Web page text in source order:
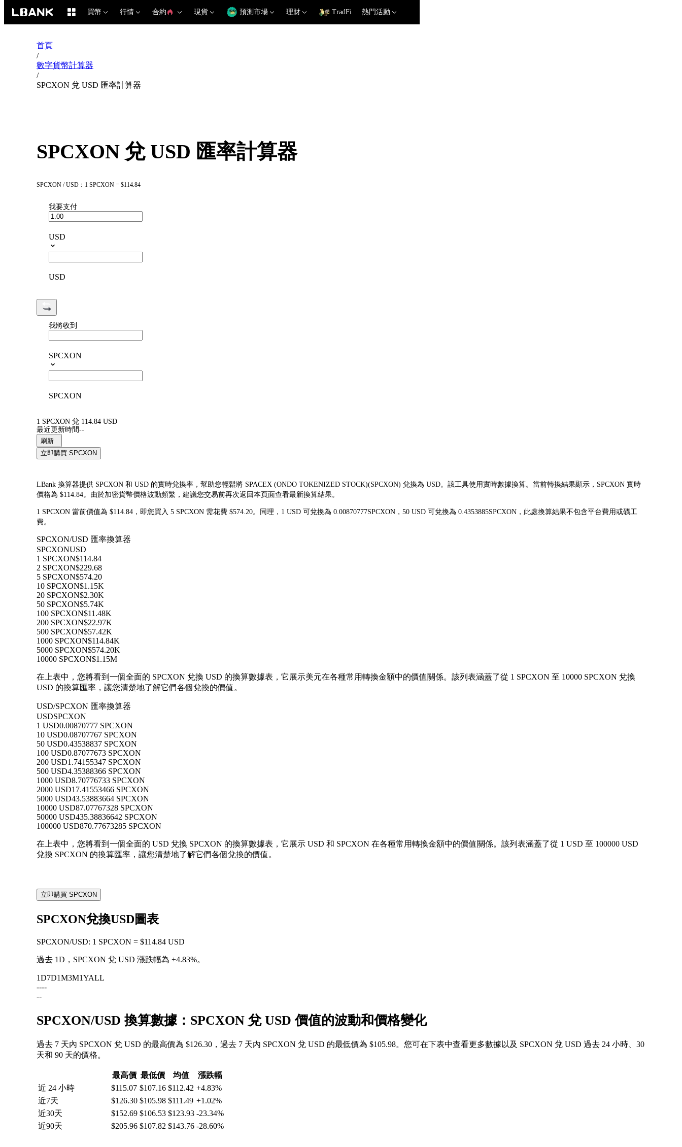
買幣 行情 合約 現貨 預測市場 理財 TradFi 熱門活動
首頁
/
數字貨幣計算器
/
SPCXON 兌 USD 匯率計算器
SPCXON 兌 USD 匯率計算器
SPCXON / USD：1 SPCXON = $114.84
我要支付
USD
USD
我將收到
SPCXON
SPCXON
1 SPCXON 兌 114.84 USD
最近更新時間--
刷新
立即購買 SPCXON
LBank 換算器提供 SPCXON 和 USD 的實時兌換率，幫助您輕鬆將 SPACEX (ONDO TOKENIZED STOCK)(SPCXON) 兌換為 USD。該工具使用實時數據換算。當前轉換結果顯示，SPCXON 實時
價格為 $114.84。由於加密貨幣價格波動頻繁，建議您交易前再次返回本頁面查看最新換算結果。
1 SPCXON 當前價值為 $114.84，即您買入 5 SPCXON 需花費 $574.20。同理，1 USD 可兌換為 0.00870777SPCXON，50 USD 可兌換為 0.4353885SPCXON，此處換算結果不包含平台費用或礦工
費。
SPCXON/USD 匯率換算器
SPCXONUSD
1 SPCXON$114.84
2 SPCXON$229.68
5 SPCXON$574.20
10 SPCXON$1.15K
20 SPCXON$2.30K
50 SPCXON$5.74K
100 SPCXON$11.48K
200 SPCXON$22.97K
500 SPCXON$57.42K
1000 SPCXON$114.84K
5000 SPCXON$574.20K
10000 SPCXON$1.15M
在上表中，您將看到一個全面的 SPCXON 兌換 USD 的換算數據表，它展示美元在各種常用轉換金額中的價值關係。該列表涵蓋了從 1 SPCXON 至 10000 SPCXON 兌換
USD 的換算匯率，讓您清楚地了解它們各個兌換的價值。
USD/SPCXON 匯率換算器
USDSPCXON
1 USD0.00870777 SPCXON
10 USD0.08707767 SPCXON
50 USD0.43538837 SPCXON
100 USD0.87077673 SPCXON
200 USD1.74155347 SPCXON
500 USD4.35388366 SPCXON
1000 USD8.70776733 SPCXON
2000 USD17.41553466 SPCXON
5000 USD43.53883664 SPCXON
10000 USD87.07767328 SPCXON
50000 USD435.38836642 SPCXON
100000 USD870.77673285 SPCXON
在上表中，您將看到一個全面的 USD 兌換 SPCXON 的換算數據表，它展示 USD 和 SPCXON 在各種常用轉換金額中的價值關係。該列表涵蓋了從 1 USD 至 100000 USD
兌換 SPCXON 的換算匯率，讓您清楚地了解它們各個兌換的價值。
立即購買 SPCXON
SPCXON兌換USD圖表
SPCXON/USD: 1 SPCXON = $114.84 USD
過去 1D，SPCXON 兌 USD 漲跌幅為 +4.83%。
1D7D1M3M1YALL
----
--
SPCXON/USD 換算數據：SPCXON 兌 USD 價值的波動和價格變化
過去 7 天內 SPCXON 兌 USD 的最高價為 $126.30，過去 7 天內 SPCXON 兌 USD 的最低價為 $105.98。您可在下表中查看更多數據以及 SPCXON 兌 USD 過去 24 小時、30
天和 90 天的價格。
最高價 最低價 均值
漲跌幅
近 24 小時
$115.07 $107.16 $112.42 +4.83%
近7天
$126.30 $105.98 $111.49 +1.02%
近30天
$152.69 $106.53 $123.93 -23.34%
近90天
$205.96 $107.82 $143.76 -28.60%